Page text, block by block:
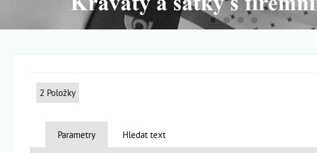
2 Položky
Parametry Hledat text